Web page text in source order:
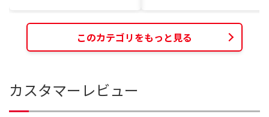
このカテゴリをもっと見る
カスタマーレビュー